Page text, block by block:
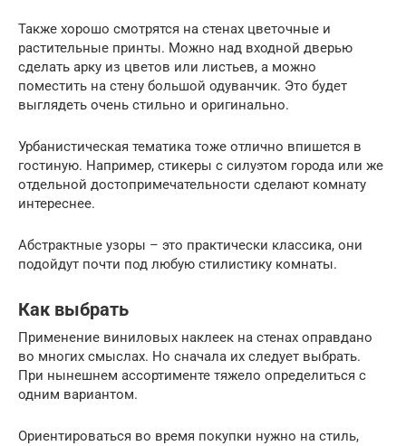
Также хорошо смотрятся на стенах цветочные и
растительные принты. Можно над входной дверью
сделать арку из цветов или листьев, а можно
поместить на стену большой одуванчик. Это будет
выглядеть очень стильно и оригинально.
Урбанистическая тематика тоже отлично впишется в
гостиную. Например, стикеры с силуэтом города или же
отдельной достопримечательности сделают комнату
интереснее.
Абстрактные узоры – это практически классика, они
подойдут почти под любую стилистику комнаты.
Как выбрать
Применение виниловых наклеек на стенах оправдано
во многих смыслах. Но сначала их следует выбрать.
При нынешнем ассортименте тяжело определиться с
одним вариантом.
Ориентироваться во время покупки нужно на стиль,